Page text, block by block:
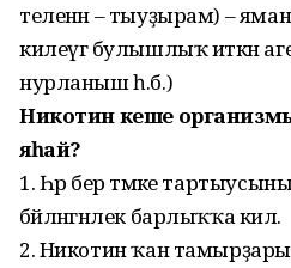
теленән – тыуҙырам) –
килеүгә булышлыҡ иткән
нурланыш һ.б.)
Никотин кеше
яһай?
1. Һәр бер тәмәке
бәйләнгәнлек барлыҡҡа килә.
2. Никотин ҡан